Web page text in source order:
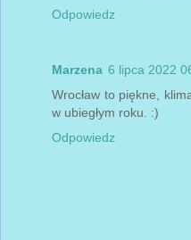
Odpowiedz
Marzena 6 lipca 2022
Wrocław to piękne,
w ubiegłym roku. :)
Odpowiedz